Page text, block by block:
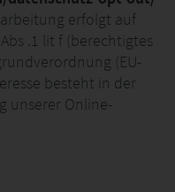
erfolgt auf
.1 lit f (berechtigtes
(EU-
besteht in der
unserer Online-